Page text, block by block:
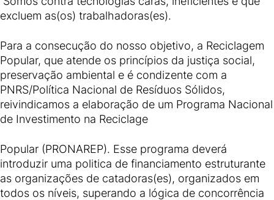
excluem as(os) trabalhadoras(es).
Para a consecução do nosso objetivo, a Reciclagem
Popular, que atende os princípios da justiça social,
preservação ambiental e é condizente com a
PNRS/Política Nacional de Resíduos Sólidos,
reivindicamos a elaboração de um Programa Nacional
de Investimento na Reciclage
Popular (PRONAREP). Esse programa deverá
introduzir uma politica de financiamento estruturante
as organizações de catadoras(es), organizados em
todos os níveis, superando a lógica de concorrência